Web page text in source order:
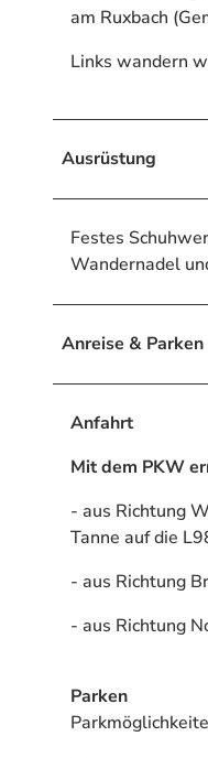
am Ruxbach
Links wandern
Ausrüstung
Festes
Wandernadel
Anreise & Parken
Anfahrt
Mit dem PKW
- aus Richtung
Tanne auf die
- aus Richtung
- aus Richtung
Parken